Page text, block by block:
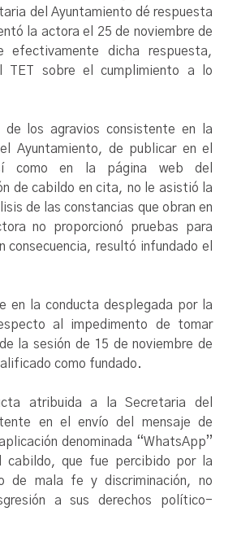
del Ayuntamiento dé respuesta
la actora el 25 de noviembre de
dicha respuesta,
TET sobre el cumplimiento a lo
de los agravios consistente en la
Ayuntamiento, de publicar en el
como en la página web del
de cabildo en cita, no le asistió la
de las constancias que obran en
no proporcionó pruebas para
consecuencia, resultó infundado el
en la conducta desplegada por la
al impedimento de tomar
la sesión de 15 de noviembre de
como fundado.
atribuida a la Secretaria del
en el envío del mensaje de
denominada “WhatsApp”
cabildo, que fue percibido por la
de mala fe y discriminación, no
a sus derechos político-